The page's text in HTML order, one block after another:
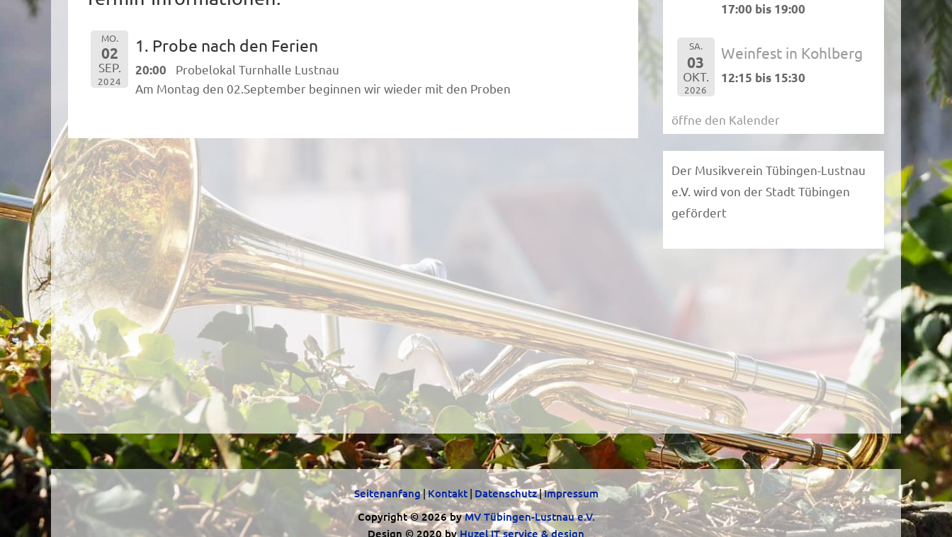
MO.
02
SEP.
2024
1. Probe nach den Ferien
20:00
Probelokal Turnhalle Lustnau
Am Montag den 02.September beginnen wir wieder mit den Proben
17:00 bis 19:00
SA.
03
OKT.
2026
Weinfest in Kohlberg
12:15 bis 15:30
öffne den Kalender
Der Musikverein Tübingen-Lustnau
e.V. wird von der Stadt Tübingen
gefördert
Seitenanfang|Kontakt| Datenschutz|Impressum
Copyright © 2026 byMV Tübingen-Lustnau e.V.
Design © 2020 by Huzel IT service & design